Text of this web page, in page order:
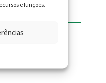
e funções.